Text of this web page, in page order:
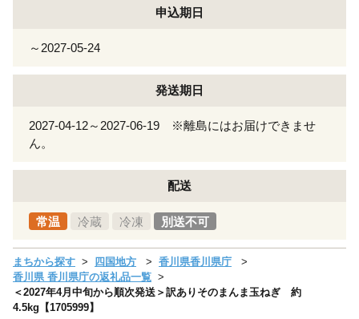
申込期日
～2027-05-24
発送期日
2027-04-12～2027-06-19 ※離島にはお届けできませ
ん。
配送
常温 冷蔵 冷凍 別送不可
まちから探す 四国地方
香川県香川県庁
香川県 香川県庁の返礼品一覧
＜2027年4月中旬から順次発送＞訳ありそのまんま玉ねぎ 約
4.5kg【1705999】